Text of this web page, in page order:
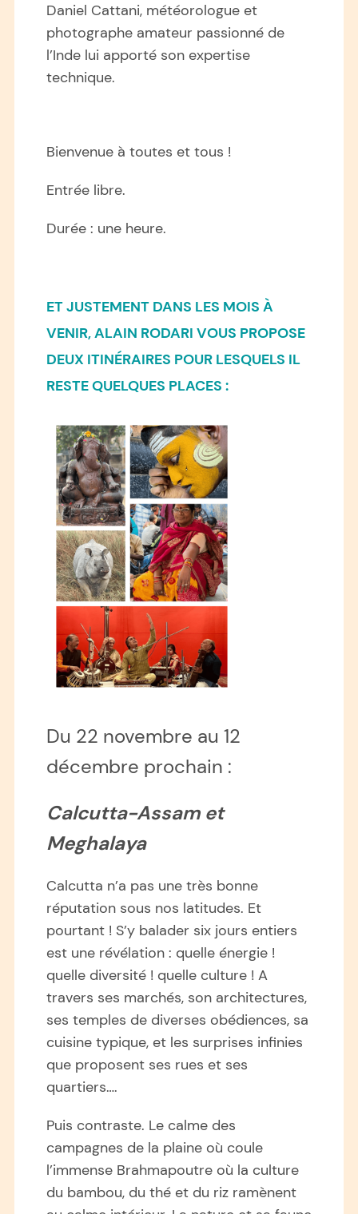
Daniel Cattani, météorologue et
photographe amateur passionné de
l’Inde lui apporté son expertise
technique.
Bienvenue à toutes et tous !
Entrée libre.
Durée : une heure.
ET JUSTEMENT DANS LES MOIS À
VENIR, ALAIN RODARI VOUS PROPOSE
DEUX ITINÉRAIRES POUR LESQUELS IL
RESTE QUELQUES PLACES :
Du 22 novembre au 12
décembre prochain :
Calcutta-Assam et
Meghalaya
Calcutta n’a pas une très bonne
réputation sous nos latitudes. Et
pourtant ! S’y balader six jours entiers
est une révélation : quelle énergie !
quelle diversité ! quelle culture ! A
travers ses marchés, son architectures,
ses temples de diverses obédiences, sa
cuisine typique, et les surprises infinies
que proposent ses rues et ses
quartiers….
Puis contraste. Le calme des
campagnes de la plaine où coule
l’immense Brahmapoutre où la culture
du bambou, du thé et du riz ramènent